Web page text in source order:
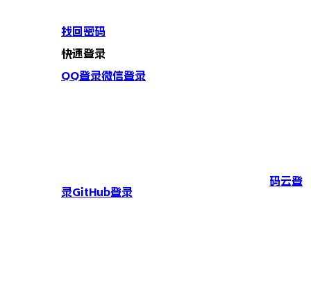
找回密码
快速登录
QQ登录微信登录
码云登
录GitHub登录